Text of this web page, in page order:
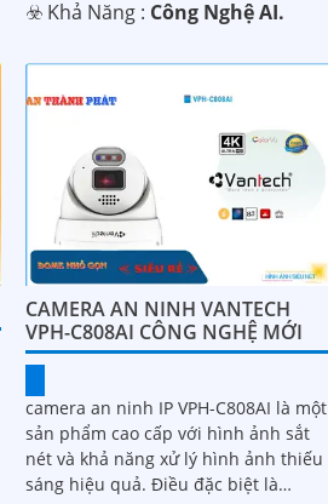
️☣️ Khả Năng : Công Nghệ AI.
CAMERA AN NINH VANTECH
VPH-C808AI CÔNG NGHỆ MỚI
camera an ninh IP VPH-C808AI là một
sản phẩm cao cấp với hình ảnh sắt
nét và khả năng xử lý hình ảnh thiếu
sáng hiệu quả. Điều đặc biệt là